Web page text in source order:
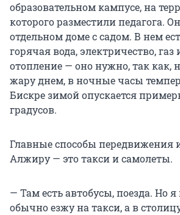
образовательном кампусе, на
которого разместили педагога.
отдельном доме с садом. В нем
горячая вода, электричество, газ
отопление — оно нужно, так как,
жару днем, в ночные часы
Бискре зимой опускается
градусов.
Главные способы передвижения
Алжиру — это такси и самолеты.
— Там есть автобусы, поезда. Но я
обычно езжу на такси, а в